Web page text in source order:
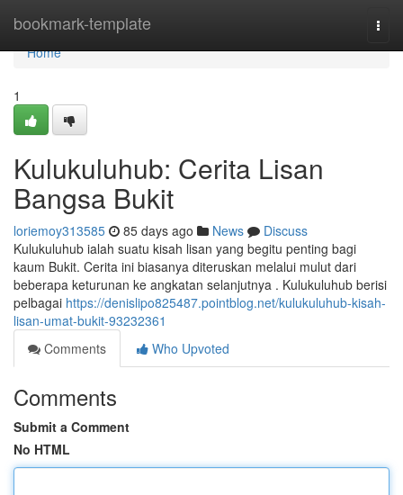
bookmark-template
Home
Home
1
Kulukuluhub: Cerita Lisan
Bangsa Bukit
loriemoy313585 85 days ago News
Discuss
Kulukuluhub ialah suatu kisah lisan yang begitu penting bagi
kaum Bukit. Cerita ini biasanya diteruskan melalui mulut dari
beberapa keturunan ke angkatan selanjutnya . Kulukuluhub berisi
pelbagai https://denislipo825487.pointblog.net/kulukuluhub-kisah-
lisan-umat-bukit-93232361
Comments
Who Upvoted
Comments
Submit a Comment
No HTML